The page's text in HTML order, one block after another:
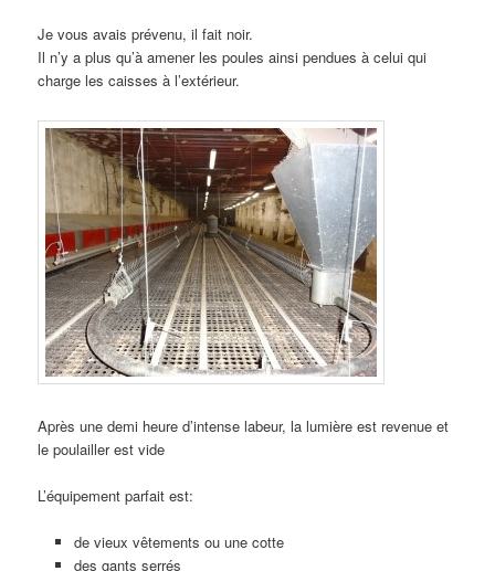
Je vous avais prévenu, il fait noir.
Il n’y a plus qu’à amener les poules ainsi pendues à celui qui
charge les caisses à l’extérieur.
Après une demi heure d’intense labeur, la lumière est revenue et
le poulailler est vide
L’équipement parfait est:
de vieux vêtements ou une cotte
des gants serrés